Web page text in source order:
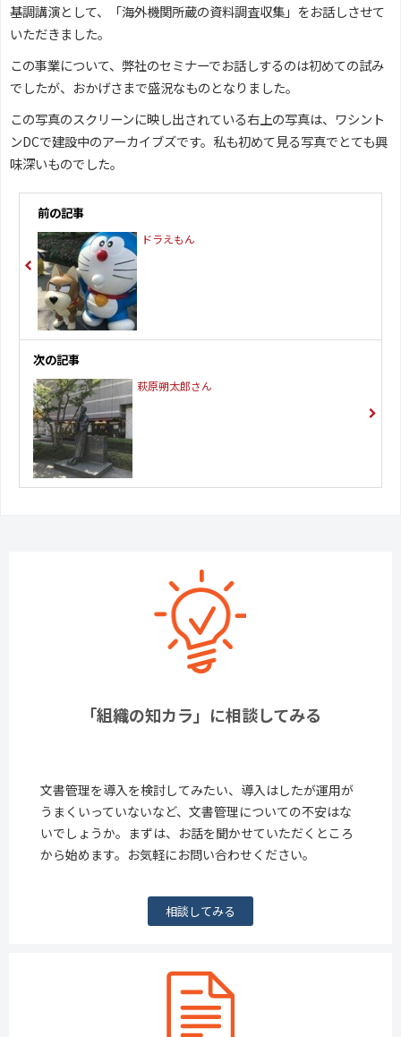
基調講演として、「海外機関所蔵の資料調査収集」をお話しさせて
いただきました。
この事業について、弊社のセミナーでお話しするのは初めての試み
でしたが、おかげさまで盛況なものとなりました。
この写真のスクリーンに映し出されている右上の写真は、ワシント
ンDCで建設中のアーカイブズです。私も初めて見る写真でとても興
味深いものでした。
前の記事
ドラえもん
次の記事
萩原朔太郎さん
「組織の知カラ」に相談してみる
文書管理を導入を検討してみたい、導入はしたが運用が
うまくいっていないなど、文書管理についての不安はな
いでしょうか。まずは、お話を聞かせていただくところ
から始めます。お気軽にお問い合わせください。
相談してみる